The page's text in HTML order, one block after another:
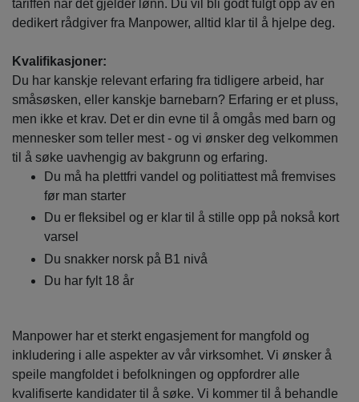
tariffen når det gjelder lønn. Du vil bli godt fulgt opp av en
dedikert rådgiver fra Manpower, alltid klar til å hjelpe deg.
Kvalifikasjoner:
Du har kanskje relevant erfaring fra tidligere arbeid, har
småsøsken, eller kanskje barnebarn? Erfaring er et pluss,
men ikke et krav. Det er din evne til å omgås med barn og
mennesker som teller mest - og vi ønsker deg velkommen
til å søke uavhengig av bakgrunn og erfaring.
Du må ha plettfri vandel og politiattest må fremvises
før man starter
Du er fleksibel og er klar til å stille opp på nokså kort
varsel
Du snakker norsk på B1 nivå
Du har fylt 18 år
Manpower har et sterkt engasjement for mangfold og
inkludering i alle aspekter av vår virksomhet. Vi ønsker å
speile mangfoldet i befolkningen og oppfordrer alle
kvalifiserte kandidater til å søke. Vi kommer til å behandle